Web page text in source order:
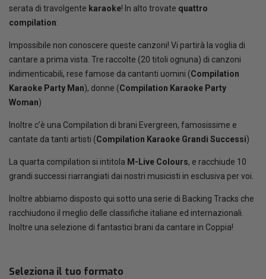
serata di travolgente karaoke! In alto trovate quattro
compilation:
Impossibile non conoscere queste canzoni! Vi partirà la voglia di
cantare a prima vista. Tre raccolte (20 titoli ognuna) di canzoni
indimenticabili, rese famose da cantanti uomini (Compilation
Karaoke Party Man), donne (Compilation Karaoke Party
Woman)
Inoltre c’è una Compilation di brani Evergreen, famosissime e
cantate da tanti artisti (Compilation Karaoke Grandi Successi)
La quarta compilation si intitola M-Live Colours, e racchiude 10
grandi successi riarrangiati dai nostri musicisti in esclusiva per voi.
Inoltre abbiamo disposto qui sotto una serie di Backing Tracks che
racchiudono il meglio delle classifiche italiane ed internazionali.
Inoltre una selezione di fantastici brani da cantare in Coppia!
Seleziona il tuo formato